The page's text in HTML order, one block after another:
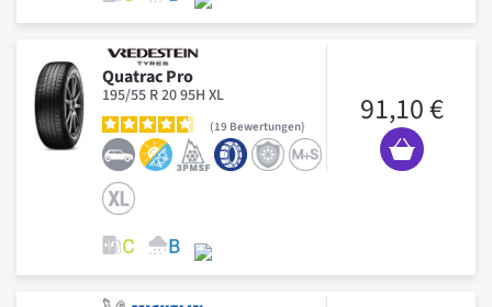
Quatrac Pro
195/55 R 20 95H XL
19 Bewertungen 91,10 €